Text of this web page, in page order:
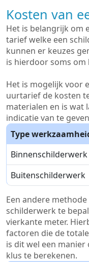
Kosten van
Het is belangrijk om
tarief welke een
kunnen er keuzes
is hierdoor soms
Het is mogelijk voor
uurtarief de kosten
materialen en is wat
indicatie van te
Type
Binnenschilderwerk
Buitenschilderwerk
Een andere
schilderwerk te
vierkante meter.
factoren die de
is dit wel een
klus te berekenen.